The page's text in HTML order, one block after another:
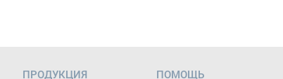
ПРОДУКЦИЯ ПОМОЩЬ